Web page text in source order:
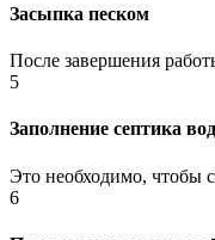
Засыпка песком
После завершения
5
Заполнение септика
Это необходимо, чтобы
6